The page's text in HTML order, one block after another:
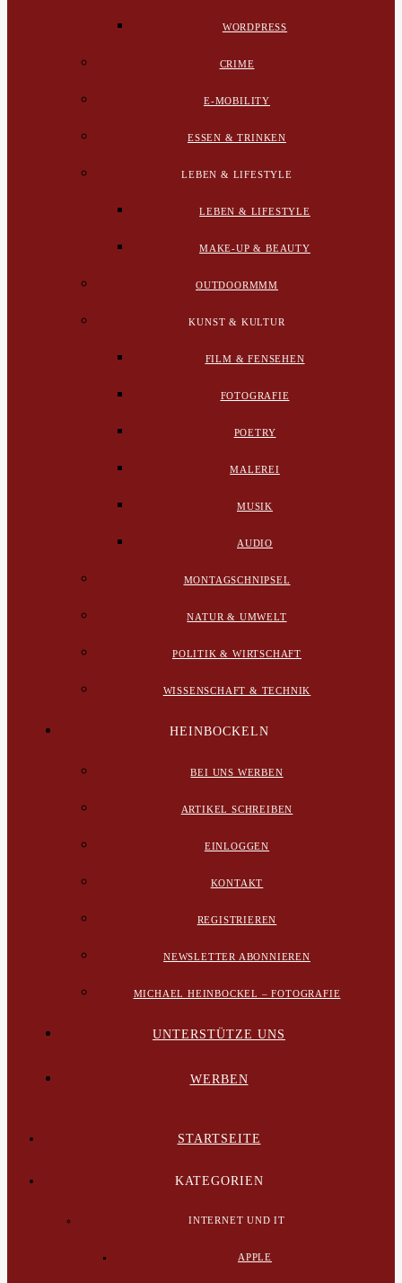
WORDPRESS
CRIME
E-MOBILITY
ESSEN & TRINKEN
LEBEN & LIFESTYLE
LEBEN & LIFESTYLE
MAKE-UP & BEAUTY
OUTDOORMMM
KUNST & KULTUR
FILM & FENSEHEN
FOTOGRAFIE
POETRY
MALEREI
MUSIK
AUDIO
MONTAGSCHNIPSEL
NATUR & UMWELT
POLITIK & WIRTSCHAFT
WISSENSCHAFT & TECHNIK
HEINBOCKELN
BEI UNS WERBEN
ARTIKEL SCHREIBEN
EINLOGGEN
KONTAKT
REGISTRIEREN
NEWSLETTER ABONNIEREN
MICHAEL HEINBOCKEL – FOTOGRAFIE
UNTERSTÜTZE UNS
WERBEN
STARTSEITE
KATEGORIEN
INTERNET UND IT
APPLE